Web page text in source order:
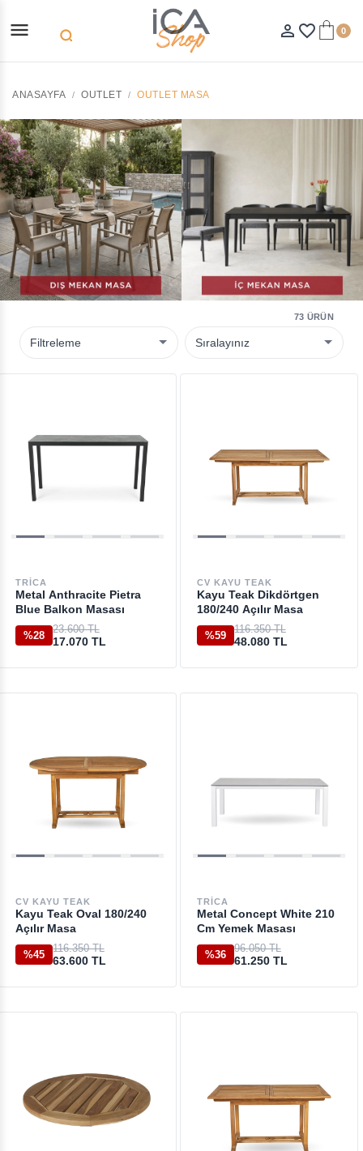
menu search person_outline favorite_border 0
ANASAYFA OUTLET OUTLET MASA
Filtreleme
73 ÜRÜN
TRICA
Metal Anthracite Pietra
Blue Balkon Masası
%28
23.600 TL
17.070 TL
CV KAYU TEAK
Kayu Teak Dikdörtgen
180/240 Açılır Masa
%59
116.350 TL
48.080 TL
CV KAYU TEAK
Kayu Teak Oval 180/240
Açılır Masa
%45
116.350 TL
63.600 TL
TRICA
Metal Concept White 210
Cm Yemek Masası
%36
96.050 TL
61.250 TL